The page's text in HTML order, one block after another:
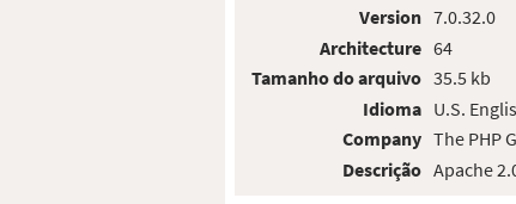
Version
Architecture
Tamanho do arquivo
Idioma
Company
Descrição
7.0.32.0
64
35.5 kb
U.S.
The PHP
Apache